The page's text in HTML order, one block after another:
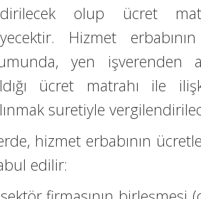
olup ücret
Hizmet
yen işverenden
ücret matrahı ile
suretiyle
hizmet erbabının
edilir: